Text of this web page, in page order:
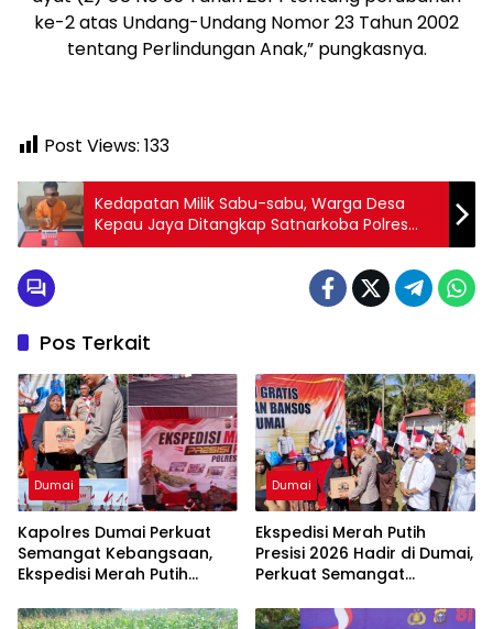
ke-2 atas Undang-Undang Nomor 23 Tahun 2002
tentang Perlindungan Anak,” pungkasnya.
Post Views: 133
Kedapatan Milik Sabu-sabu, Warga Desa
Kepau Jaya Ditangkap Satnarkoba Polres
Kampar
Pos Terkait
Dumai
Kapolres Dumai Perkuat
Semangat Kebangsaan,
Ekspedisi Merah Putih
Nyata untuk Rakyat
Dumai
Ekspedisi Merah Putih
Presisi 2026 Hadir di Dumai,
Perkuat Semangat
Kepedulian Sosial